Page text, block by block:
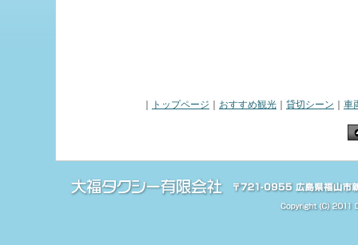
｜ トップページ ｜ おすすめ観光 ｜ 貸切シーン ｜ 車